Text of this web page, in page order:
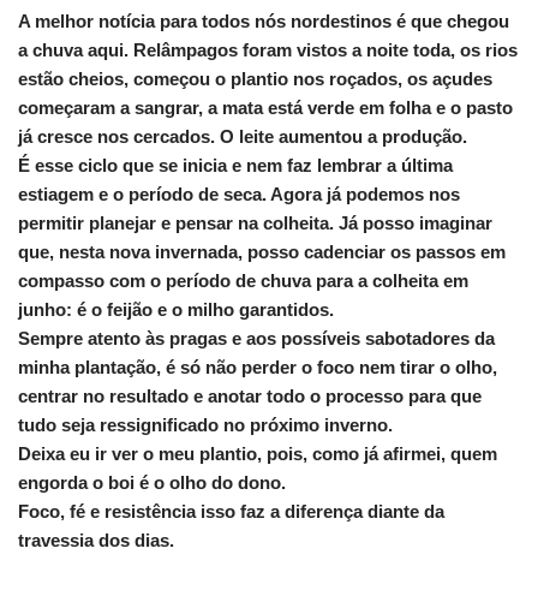
A melhor notícia para todos nós nordestinos é que chegou
a chuva aqui. Relâmpagos foram vistos a noite toda, os rios
estão cheios, começou o plantio nos roçados, os açudes
começaram a sangrar, a mata está verde em folha e o pasto
já cresce nos cercados. O leite aumentou a produção.
É esse ciclo que se inicia e nem faz lembrar a última
estiagem e o período de seca. Agora já podemos nos
permitir planejar e pensar na colheita. Já posso imaginar
que, nesta nova invernada, posso cadenciar os passos em
compasso com o período de chuva para a colheita em
junho: é o feijão e o milho garantidos.
Sempre atento às pragas e aos possíveis sabotadores da
minha plantação, é só não perder o foco nem tirar o olho,
centrar no resultado e anotar todo o processo para que
tudo seja ressignificado no próximo inverno.
Deixa eu ir ver o meu plantio, pois, como já afirmei, quem
engorda o boi é o olho do dono.
Foco, fé e resistência isso faz a diferença diante da
travessia dos dias.